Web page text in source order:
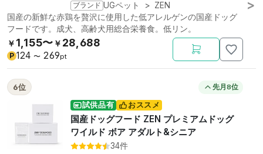
ブランド UGペット > ZEN
国産の新鮮な赤鶏を贅沢に使用した低アレルゲンの国産ドッグ
フードです。成犬、高齢犬用総合栄養食。低リン。
￥ 1,155〜 ￥ 28,688
P 124 〜 269pt
6位 先月8位
試供品有 おススメ
国産ドッグフード ZEN プレミアムドッグ
ワイルド ボア アダルト&シニア
34件